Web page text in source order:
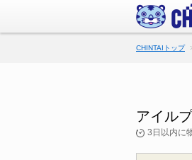
CHINTAIトップ
アイル
3日以内に